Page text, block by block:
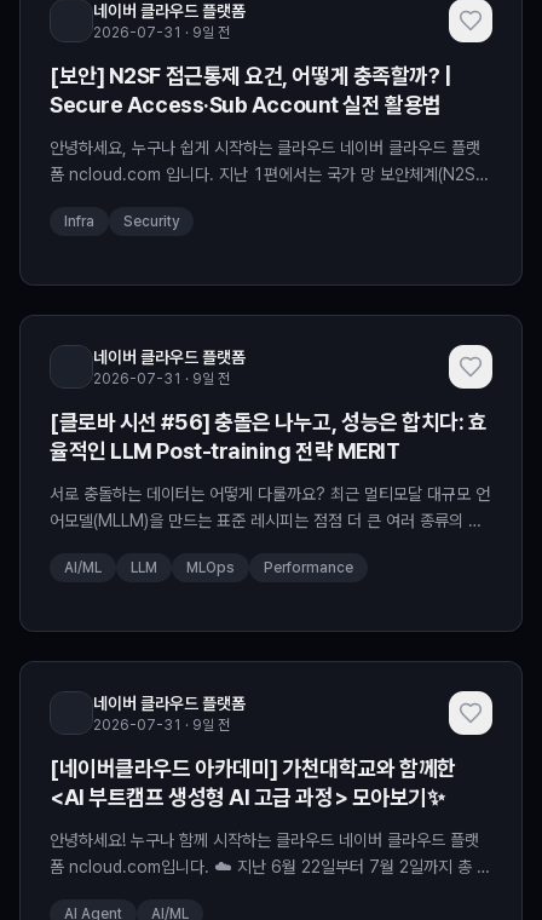
네이버 클라우드 플랫폼
2026-07-31 · 9일 전
[보안] N2SF 접근통제 요건, 어떻게 충족할까? |
Secure Access·Sub Account 실전 활용법
안녕하세요, 누구나 쉽게 시작하는 클라우드 네이버 클라우드 플랫
폼 ncloud.com 입니다. 지난 1편에서는 국가 망 보안체계(N2SF)
일적인 망 분리에서 기관별 맞춤형 보안(Overlay) 기반으로 바뀌었
가이드라인을 읽다 보면 자연스럽게 이런 질문이 떠오를 수 있습니
Infra Security
네이버 클라우드 플랫폼
2026-07-31 · 9일 전
[클로바 시선 #56] 충돌은 나누고, 성능은 합치다: 효
율적인 LLM Post-training 전략 MERIT
서로 충돌하는 데이터는 어떻게 다룰까요? 최근 멀티모달 대규모 언
어모델(MLLM)을 만드는 표준 레시피는 점점 더 큰 여러 종류의 지
Mixture'를 활용한 후학습(Post-training)으로 자리잡고 있습니
이해 ✔️ 비디오 이해 등 모델이 수행해야 하는 능력이 다양해질수록,
AI/ML LLM MLOps Performance
네이버 클라우드 플랫폼
2026-07-31 · 9일 전
[네이버클라우드 아카데미] 가천대학교와 함께한
<AI 부트캠프 생성형 AI 고급 과정> 모아보기✨
안녕하세요! 누구나 함께 시작하는 클라우드 네이버 클라우드 플랫
폼 ncloud.com입니다. ☁️ 지난 6월 22일부터 7월 2일까지 총 8
AI Agent AI/ML